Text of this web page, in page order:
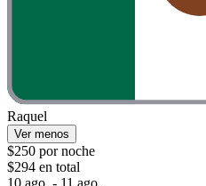
Raquel
Ver menos
$250 por noche
$294 en total
10 ago. - 11 ago.